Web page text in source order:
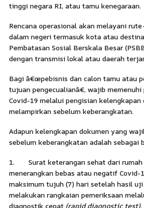
tinggi negara RI, atau tamu kenegaraan.
Rencana operasional akan melayani
dalam negeri termasuk kota atau
Pembatasan Sosial Berskala Besar
dengan transmisi lokal atau daerah
Bagi â€œpebisnis dan calon tamu atau
tujuan pengecualianâ€, wajib
Covid-19 melalui pengisian kelengkapan
melampirkan sebelum keberangkatan.
Adapun kelengkapan dokumen yang
sebelum keberangkatan adalah sebagai
1. Surat keterangan sehat dari rumah
menerangkan bebas atau negatif Covid-
maksimum tujuh (7) hari setelah hasil
melakukan rangkaian pemeriksaan
diagnostik cepat (rapid diagnostic test),